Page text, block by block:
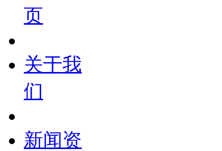
页
关于我
们
新闻资